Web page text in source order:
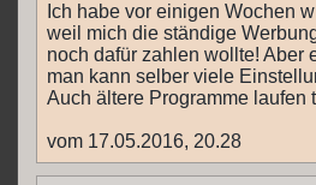
Ich habe vor einigen Wochen
weil mich die ständige
noch dafür zahlen wollte! Aber
man kann selber viele
Auch ältere Programme laufen
vom 17.05.2016, 20.28